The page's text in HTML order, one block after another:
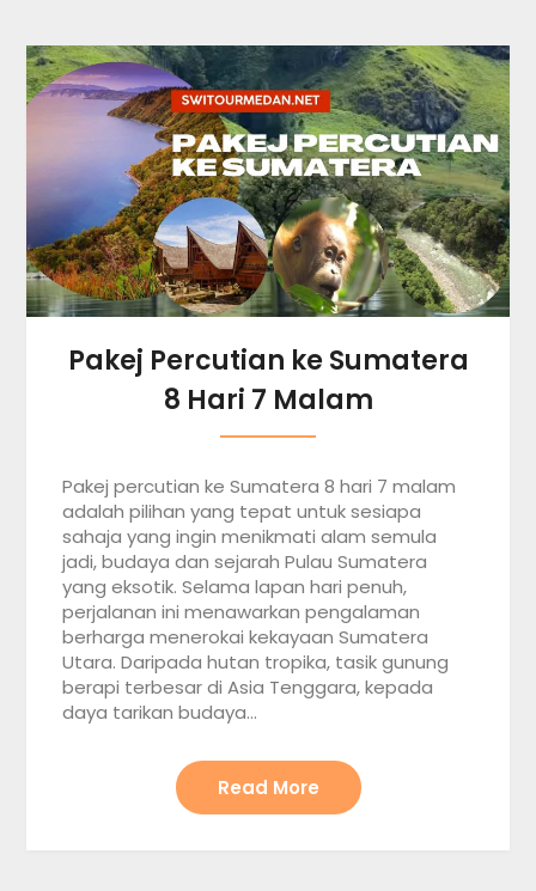
Pakej Percutian ke Sumatera
8 Hari 7 Malam
Pakej percutian ke Sumatera 8 hari 7 malam
adalah pilihan yang tepat untuk sesiapa
sahaja yang ingin menikmati alam semula
jadi, budaya dan sejarah Pulau Sumatera
yang eksotik. Selama lapan hari penuh,
perjalanan ini menawarkan pengalaman
berharga menerokai kekayaan Sumatera
Utara. Daripada hutan tropika, tasik gunung
berapi terbesar di Asia Tenggara, kepada
daya tarikan budaya…
Read More